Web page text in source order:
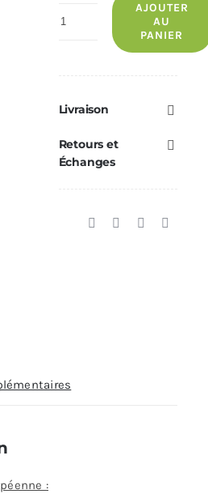
quantité
Purge
AJOUTER
AU
PANIER
Livraison
Retours et
Échanges
: